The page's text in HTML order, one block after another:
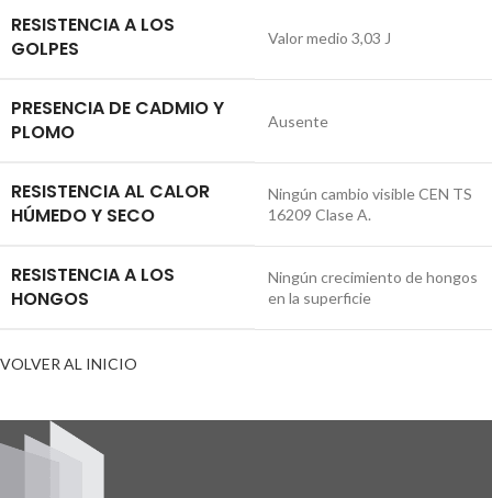
RESISTENCIA A LOS
GOLPES
Valor medio 3,03 J
PRESENCIA DE CADMIO Y
PLOMO
Ausente
RESISTENCIA AL CALOR
HÚMEDO Y SECO
Ningún cambio visible CEN TS
16209 Clase A.
RESISTENCIA A LOS
HONGOS
Ningún crecimiento de hongos
en la superficie
VOLVER AL INICIO